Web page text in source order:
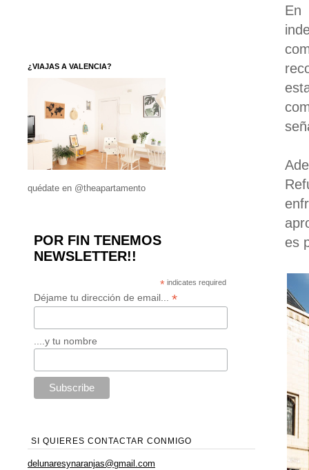
En
es
¿VIAJAS A VALENCIA?
quédate en @theapartamento
POR FIN TENEMOS
NEWSLETTER!!
* indicates required
Déjame tu dirección de email... *
....y tu nombre
SI QUIERES CONTACTAR CONMIGO
delunaresynaranjas@gmail.com